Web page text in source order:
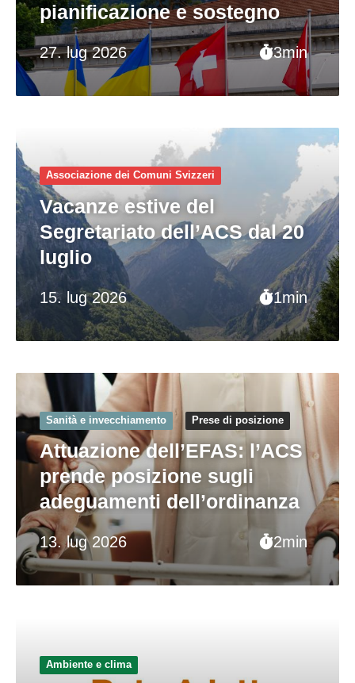
27. lug 2026 3min
pianificazione e sostegno
15. lug 2026 1min
Associazione dei Comuni Svizzeri
Vacanze estive del
Segretariato dell’ACS dal 20
luglio
13. lug 2026 2min
Sanità e invecchiamento Prese di posizione
Attuazione dell’EFAS: l’ACS
prende posizione sugli
adeguamenti dell’ordinanza
Ambiente e clima